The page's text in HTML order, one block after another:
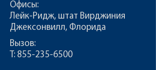
Офисы:
Лейк-Ридж, штат Вирджиния
Джексонвилл, Флорида
Вызов:
Т: 855-235-6500